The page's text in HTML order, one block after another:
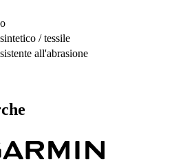
/ tessile
all'abrasione